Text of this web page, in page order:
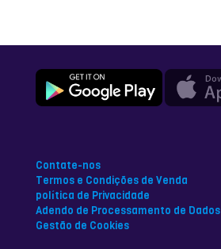
Contate-nos
Termos e Condições de Venda
política de Privacidade
Adendo de Processamento de Dados
Gestão de Cookies